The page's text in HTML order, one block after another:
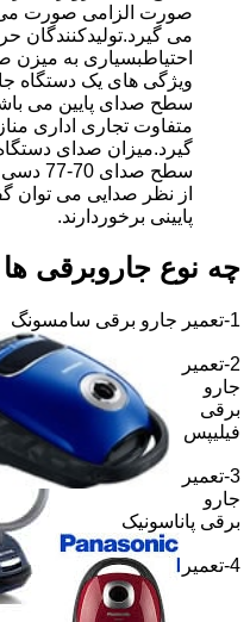
صورت الزامی صورت می
می گیرد.تولیدکنندگان
احتیاطبسیاری به میزن
ویژگی های یک دستگاه
سطح صدای پایین می
متفاوت تجاری اداری
سطح
از نظر صدایی می توان
پایینی برخوردارند.
چه نوع جاروبرقی
1-تعمیر جارو برقی سامسونگ
2-تعمیر
جارو
برقی
فیلیپس
3-تعمیر
جارو
برقی پاناسونیک
4-تعمیر